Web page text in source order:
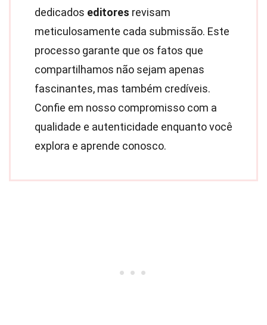
dedicados editores revisam
meticulosamente cada submissão. Este
processo garante que os fatos que
compartilhamos não sejam apenas
fascinantes, mas também credíveis.
Confie em nosso compromisso com a
qualidade e autenticidade enquanto você
explora e aprende conosco.